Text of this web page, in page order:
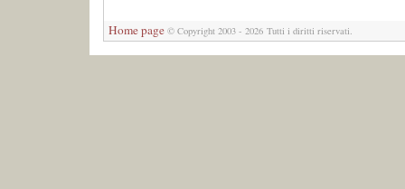
Home page© Copyright 2003 - 2026 Tutti i diritti riservati.